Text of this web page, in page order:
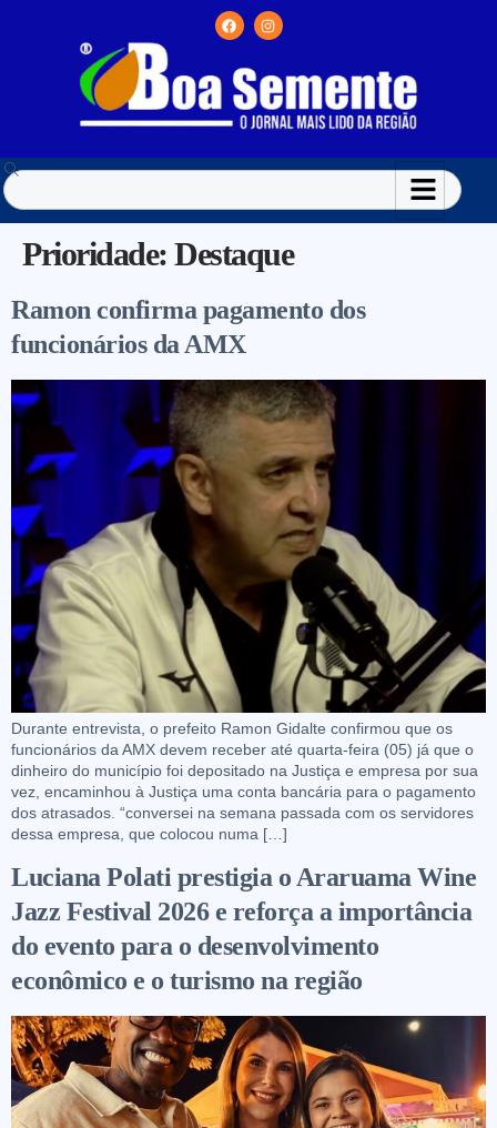
Prioridade: Destaque
Ramon confirma pagamento dos
funcionários da AMX
Durante entrevista, o prefeito Ramon Gidalte confirmou que os
funcionários da AMX devem receber até quarta-feira (05) já que o
dinheiro do município foi depositado na Justiça e empresa por sua
vez, encaminhou à Justiça uma conta bancária para o pagamento
dos atrasados. “conversei na semana passada com os servidores
dessa empresa, que colocou numa […]
Luciana Polati prestigia o Araruama Wine
Jazz Festival 2026 e reforça a importância
do evento para o desenvolvimento
econômico e o turismo na região